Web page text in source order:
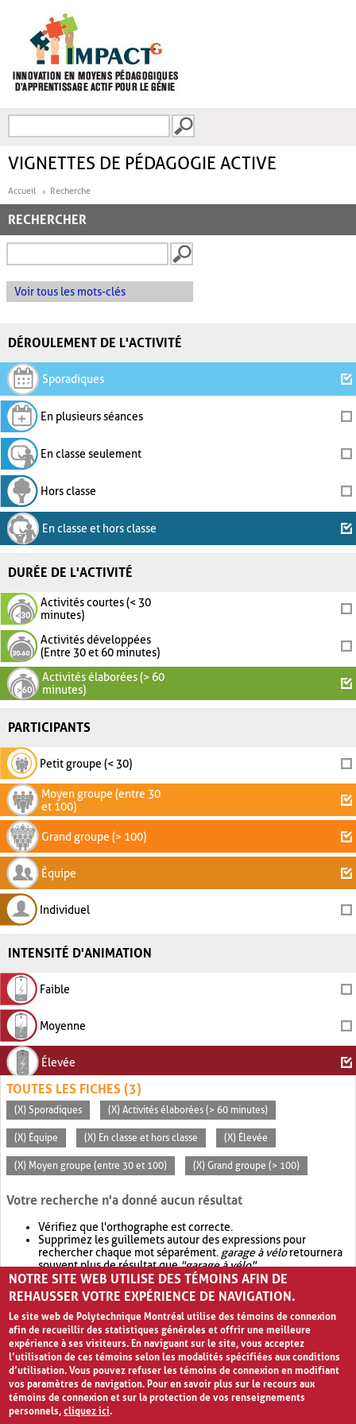
FORMULAIRE DE
VIGNETTES DE PÉDAGOGIE ACTIVE
Accueil Recherche
RECHERCHER
Voir tous les mots-clés
DÉROULEMENT DE L'ACTIVITÉ
Sporadiques
En plusieurs séances
En classe seulement
Hors classe
En classe et hors classe
DURÉE DE L'ACTIVITÉ
Activités courtes (< 30
minutes)
Activités développées
(Entre 30 et 60 minutes)
Activités élaborées (> 60
minutes)
PARTICIPANTS
Petit groupe (< 30)
Moyen groupe (entre 30
et 100)
Grand groupe (> 100)
Équipe
Individuel
INTENSITÉ D'ANIMATION
Faible
Moyenne
Élevée
TOUTES LES FICHES (3)
(X) Sporadiques (X) Activités élaborées (> 60 minutes)
(X) Équipe (X) En classe et hors classe (X) Élevée
(X) Moyen groupe (entre 30 et 100) (X) Grand groupe (> 100)
Votre recherche n'a donné aucun résultat
Vérifiez que l'orthographe est correcte.
Supprimez les guillemets autour des expressions pour
rechercher chaque mot séparément. garage à véloretournera
souvent plus de résultat que"garage à vélo".
Envisagez d'élargir votre recherche avec OR.garage OR vélo
retournera souvent plus de résultat quegarage à vélo
NOTRE SITE WEB UTILISE DES TÉMOINS AFIN DE
REHAUSSER VOTRE EXPÉRIENCE DE NAVIGATION.
Le site web de Polytechnique Montréal utilise des témoins de connexion
afin de recueillir des statistiques générales et offrir une meilleure
expérience à ses visiteurs. En naviguant sur le site, vous acceptez
l’utilisation de ces témoins selon les modalités spécifiées aux conditions
d’utilisation. Vous pouvez refuser les témoins de connexion en modifiant
vos paramètres de navigation. Pour en savoir plus sur le recours aux
témoins de connexion et sur la protection de vos renseignements
personnels,cliquez ici.